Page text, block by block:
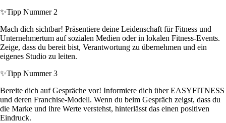
✨Tipp Nummer 2
Mach dich sichtbar! Präsentiere deine Leidenschaft für Fitness und
Unternehmertum auf sozialen Medien oder in lokalen Fitness-Events.
Zeige, dass du bereit bist, Verantwortung zu übernehmen und ein
eigenes Studio zu leiten.
✨Tipp Nummer 3
Bereite dich auf Gespräche vor! Informiere dich über EASYFITNESS
und deren Franchise-Modell. Wenn du beim Gespräch zeigst, dass du
die Marke und ihre Werte verstehst, hinterlässt das einen positiven
Eindruck.